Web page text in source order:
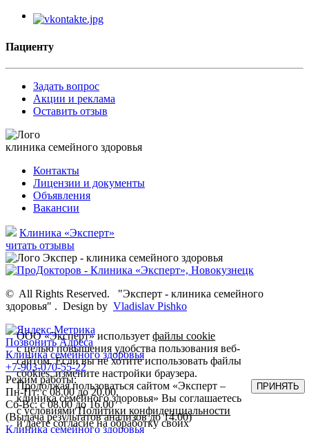
Пациенту
Задать вопрос
Акции и реклама
Оставить отзыв
клиника семейного здоровья
Контакты
Лицензии и документы
Объявления
Вакансии
Клиника «Эксперт»
читать отзывы
© All Rights Reserved.
"Эксперт - клиника семейного
здоровья" . Design by Vladislav Pishko
Позвонить Адреса
Клиника семейного здоровья
+7-903-070-55-22
Режим работы:
Пн-Пт: с 08.00 до 20.00,
Сб-Вс: с 08.00 до 16.00
(Выдача результатов анализов до 14.00)
Клиника семейного здоровья
ООО «Эксперт» используетфайлы cookie
с целью повышения удобства пользования веб-
сайтом. Если вы не хотите использовать файлы
cookies, измените настройки браузера.
Продолжая пользоваться сайтом «Эксперт –
клиника семейного здоровья» Вы соглашаетесь
с условиямиПолитики конфиденциальности
и даете согласие на обработку своих
ПРИНЯТЬ